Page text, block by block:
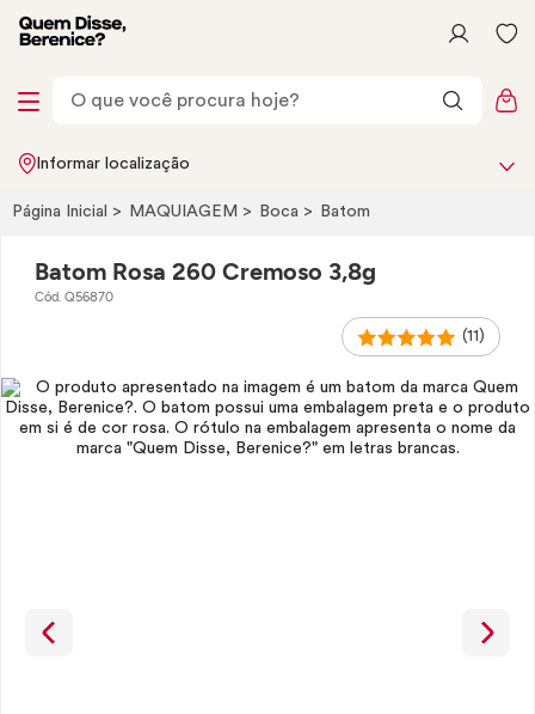
Informar localização
Página Inicial MAQUIAGEM Boca Batom
Batom Rosa 260 Cremoso 3,8g
Cód. Q56870
(11)